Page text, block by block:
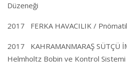
Düzeneği
2017 FERKA HAVACILIK /
2017 KAHRAMANMARAŞ SÜTÇÜ
Helmholtz Bobin ve Kontrol Sistemi